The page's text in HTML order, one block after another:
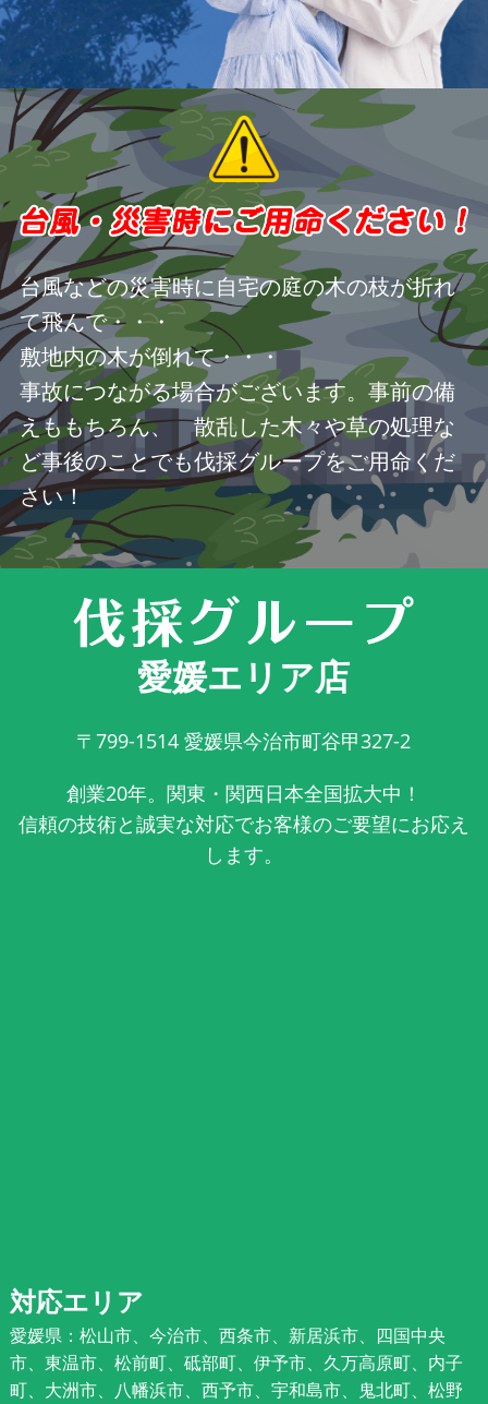
台風などの災害時に自宅の庭の木の枝が折れ
て飛んで・・・
敷地内の木が倒れて・・・
事故につながる場合がございます。事前の備
えももちろん、 散乱した木々や草の処理な
ど事後のことでも伐採グループをご用命くだ
さい！
愛媛エリア店
〒799-1514 愛媛県今治市町谷甲327-2
創業20年。関東・関西日本全国拡大中！
信頼の技術と誠実な対応でお客様のご要望にお応え
します。
対応エリア
愛媛県：松山市、今治市、西条市、新居浜市、四国中央
市、東温市、松前町、砥部町、伊予市、久万高原町、内子
町、大洲市、八幡浜市、西予市、宇和島市、鬼北町、松野